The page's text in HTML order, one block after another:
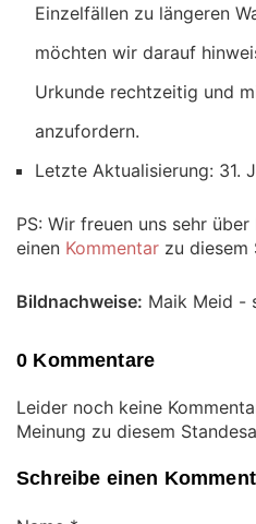
Einzelfällen zu längeren
möchten wir darauf
Urkunde rechtzeitig und
anzufordern.
Letzte Aktualisierung: 31.
PS: Wir freuen uns sehr
einen Kommentar zu diesem
Bildnachweise: Maik Meid -
0 Kommentare
Leider noch keine
Meinung zu diesem
Schreibe einen